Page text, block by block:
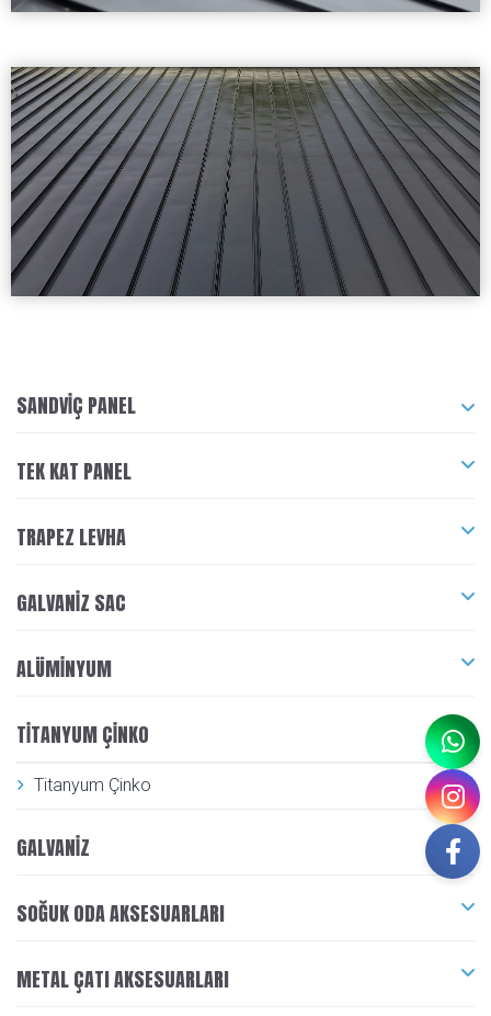
SANDVIÇ PANEL
TEK KAT PANEL
TRAPEZ LEVHA
GALVANIZ SAC
ALÜMINYUM
TITANYUM ÇINKO
Titanyum Çinko
GALVANIZ
SOĞUK ODA AKSESUARLARI
METAL ÇATI AKSESUARLARI